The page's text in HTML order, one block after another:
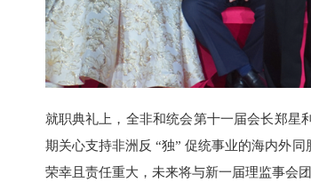
就职典礼上，全非和统会第十一届会长郑星
期关心支持非洲反 “独” 促统事业的海内外
荣幸且责任重大，未来将与新一届理监事会